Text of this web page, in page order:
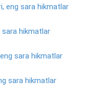
eng sara hikmatlar
sara hikmatlar
sara hikmatlar
sara hikmatlar